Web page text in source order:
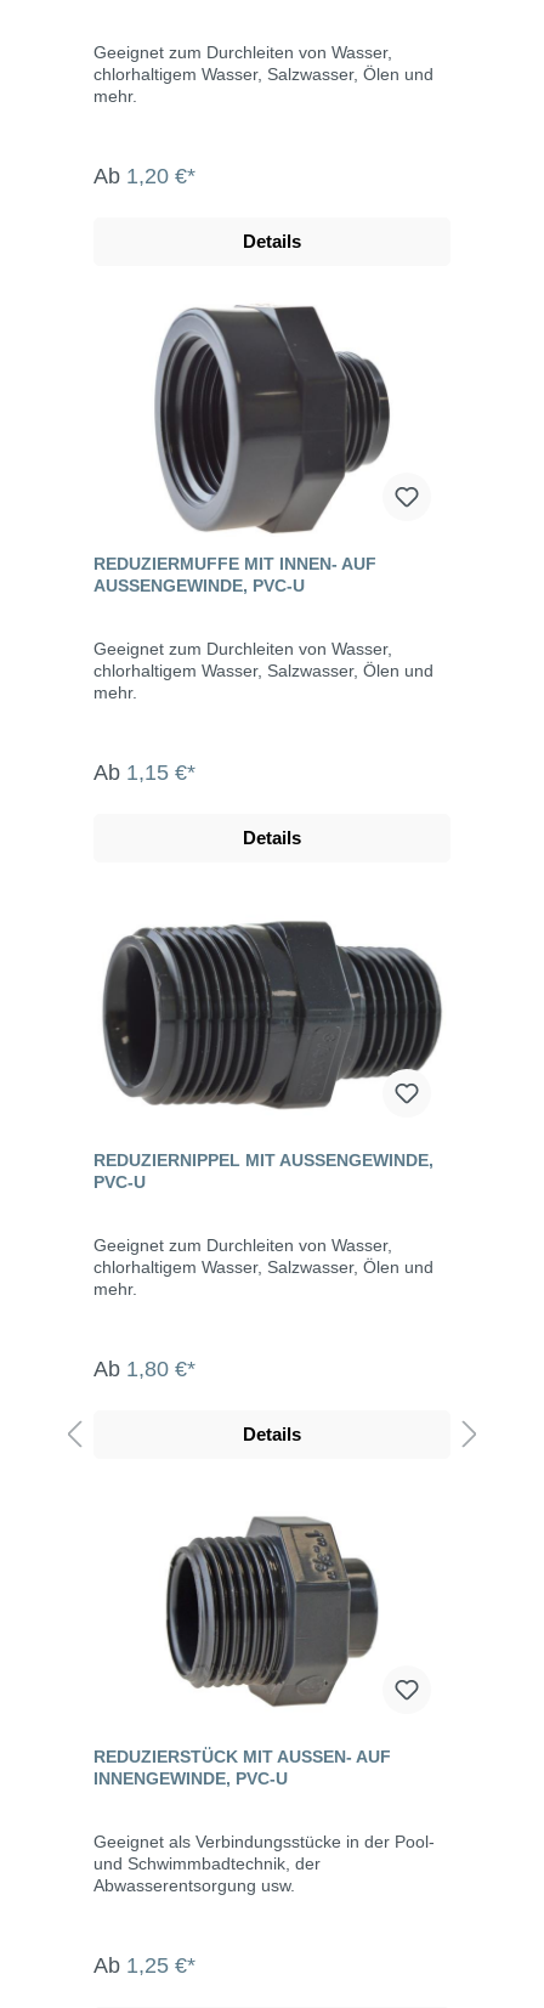
Geeignet zum Durchleiten von Wasser,
chlorhaltigem Wasser, Salzwasser, Ölen und
mehr.
Ab 1,20 €*
Details
REDUZIERMUFFE MIT INNEN- AUF
AUSSENGEWINDE, PVC-U
Geeignet zum Durchleiten von Wasser,
chlorhaltigem Wasser, Salzwasser, Ölen und
mehr.
Ab 1,15 €*
Details
REDUZIERNIPPEL MIT AUSSENGEWINDE, P
VC-U
Geeignet zum Durchleiten von Wasser,
chlorhaltigem Wasser, Salzwasser, Ölen und
mehr.
Ab 1,80 €*
Details
REDUZIERSTÜCK MIT AUSSEN- AUF I
NNENGEWINDE, PVC-U
Geeignet als Verbindungsstücke in der Pool-
und Schwimmbadtechnik, der
Abwasserentsorgung usw.
Ab 1,25 €*